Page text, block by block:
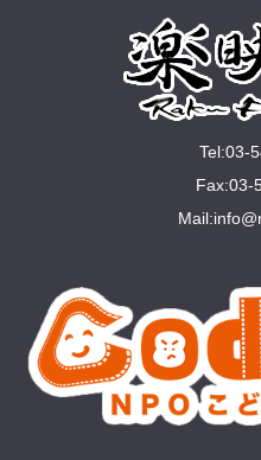
Tel:03-
Fax:03-
Mail: